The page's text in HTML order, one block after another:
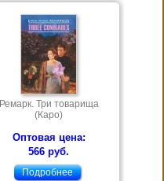
Ремарк. Три товарища
(Каро)
Оптовая цена:
566 руб.
Подробнее